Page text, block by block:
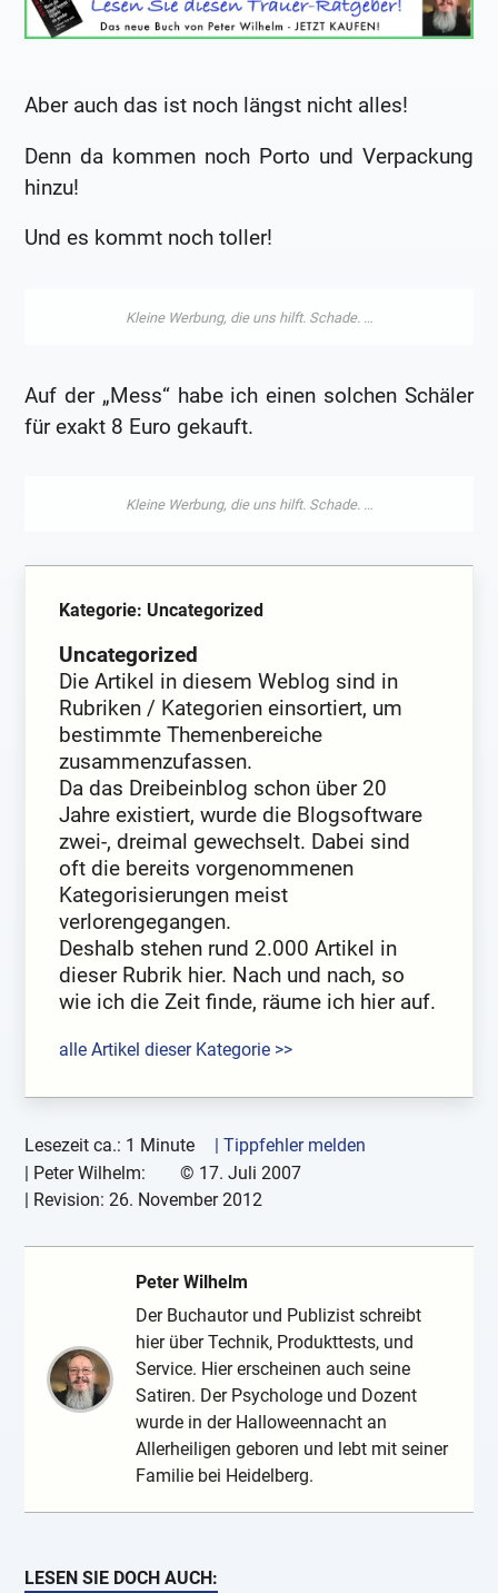
Aber auch das ist noch längst nicht alles!
Denn da kommen noch Porto und Verpackung
hinzu!
Und es kommt noch toller!
Auf der „Mess“ habe ich einen solchen Schäler
für exakt 8 Euro gekauft.
Kategorie: Uncategorized
Uncategorized
Die Artikel in diesem Weblog sind in
Rubriken / Kategorien einsortiert, um
bestimmte Themenbereiche
zusammenzufassen.
Da das Dreibeinblog schon über 20
Jahre existiert, wurde die Blogsoftware
zwei-, dreimal gewechselt. Dabei sind
oft die bereits vorgenommenen
Kategorisierungen meist
verlorengegangen.
Deshalb stehen rund 2.000 Artikel in
dieser Rubrik hier. Nach und nach, so
wie ich die Zeit finde, räume ich hier auf.
alle Artikel dieser Kategorie >>
Lesezeit ca.: 1 Minute
| Tippfehler melden
| Peter Wilhelm: © 17. Juli 2007
| Revision:26. November 2012
Peter Wilhelm
Der Buchautor und Publizist schreibt
hier über Technik, Produkttests, und
Service. Hier erscheinen auch seine
Satiren. Der Psychologe und Dozent
wurde in der Halloweennacht an
Allerheiligen geboren und lebt mit seiner
Familie bei Heidelberg.
LESEN SIE DOCH AUCH: